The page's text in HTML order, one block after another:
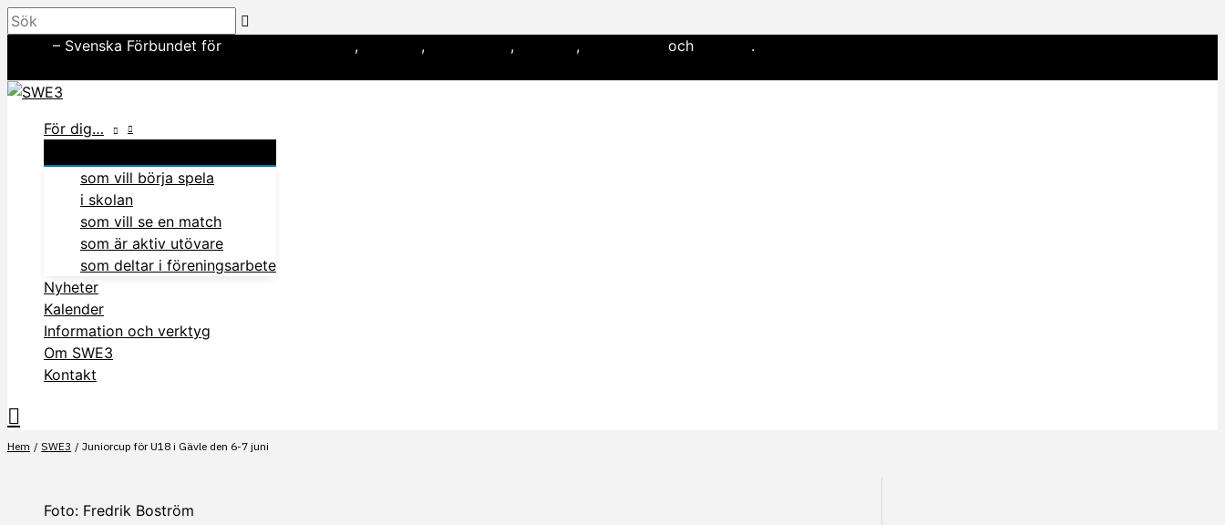
Hoppa
till
Sök
– Svenska Förbundet för , , , , och .
För dig…
som vill börja spela
i skolan
som vill se en match
som är aktiv utövare
som deltar i föreningsarbete
Nyheter
Kalender
Information och verktyg
Om SWE3
Kontakt
Hem SWE3 Juniorcup för U18 i Gävle den 6-7 juni
Foto: Fredrik Boström